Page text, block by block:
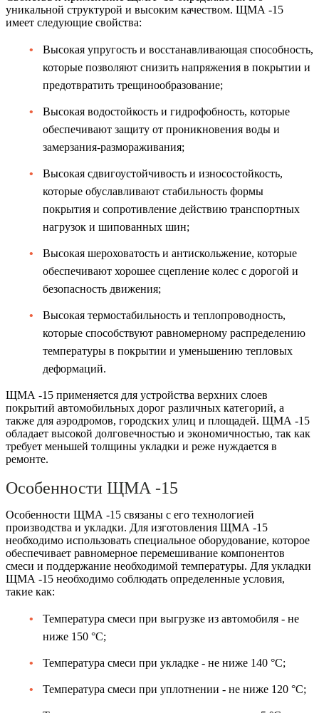
уникальной структурой и высоким качеством. ЩМА -15
имеет следующие свойства:
Высокая упругость и восстанавливающая способность,
которые позволяют снизить напряжения в покрытии и
предотвратить трещинообразование;
Высокая водостойкость и гидрофобность, которые
обеспечивают защиту от проникновения воды и
замерзания-размораживания;
Высокая сдвигоустойчивость и износостойкость,
которые обуславливают стабильность формы
покрытия и сопротивление действию транспортных
нагрузок и шипованных шин;
Высокая шероховатость и антискольжение, которые
обеспечивают хорошее сцепление колес с дорогой и
безопасность движения;
Высокая термостабильность и теплопроводность,
которые способствуют равномерному распределению
температуры в покрытии и уменьшению тепловых
деформаций.
ЩМА -15 применяется для устройства верхних слоев
покрытий автомобильных дорог различных категорий, а
также для аэродромов, городских улиц и площадей. ЩМА -15
обладает высокой долговечностью и экономичностью, так как
требует меньшей толщины укладки и реже нуждается в
ремонте.
Особенности ЩМА -15
Особенности ЩМА -15 связаны с его технологией
производства и укладки. Для изготовления ЩМА -15
необходимо использовать специальное оборудование, которое
обеспечивает равномерное перемешивание компонентов
смеси и поддержание необходимой температуры. Для укладки
ЩМА -15 необходимо соблюдать определенные условия,
такие как:
Температура смеси при выгрузке из автомобиля - не
ниже 150 °C;
Температура смеси при укладке - не ниже 140 °C;
Температура смеси при уплотнении - не ниже 120 °C;